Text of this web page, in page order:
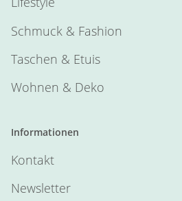
Schmuck & Fashion
Taschen & Etuis
Wohnen & Deko
Informationen
Kontakt
Newsletter